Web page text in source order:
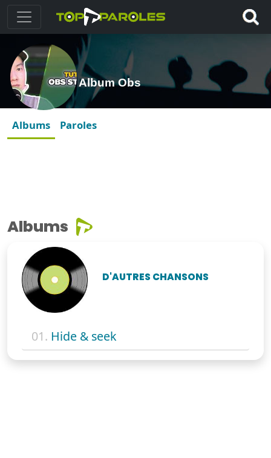
Album Obs
Albums Paroles
Albums
D'AUTRES CHANSONS
01. Hide & seek